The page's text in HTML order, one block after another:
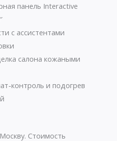
панель Interactive
с ассистентами
салона кожаными
контроль и подогрев
Стоимость